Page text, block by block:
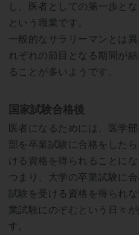
し、医者としての第一歩と
という職業です。
一般的なサラリーマンとは
れぞれの節目となる期間が
ることが多いようです。
国家試験合格後
医者になるためには、医学
部を卒業試験に合格をした
ける資格を得られることにな
つまり、大学の卒業試験に
試験を受ける資格を得られ
業試験にのぞむという日々
す。